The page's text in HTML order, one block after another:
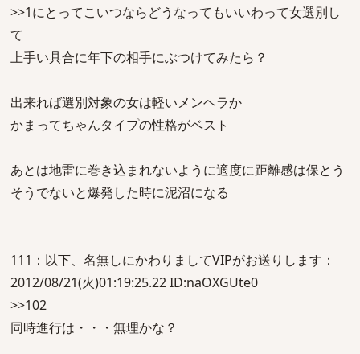
>>1にとってこいつならどうなってもいいわって女選別し
て
上手い具合に年下の相手にぶつけてみたら？
出来れば選別対象の女は軽いメンヘラか
かまってちゃんタイプの性格がベスト
あとは地雷に巻き込まれないように適度に距離感は保とう
そうでないと爆発した時に泥沼になる
111：以下、名無しにかわりましてVIPがお送りします：
2012/08/21(火)01:19:25.22 ID:naOXGUte0
>>102
同時進行は・・・無理かな？